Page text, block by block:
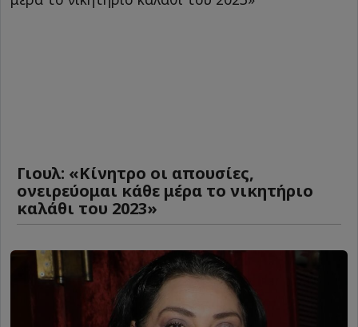
Γιουλ: «Κίνητρο οι απουσίες,
ονειρεύομαι κάθε μέρα το νικητήριο
καλάθι του 2023»